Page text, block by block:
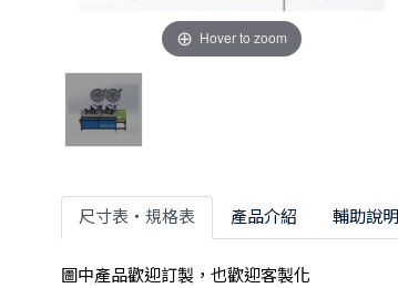
Hover to zoom
尺寸表‧規格表 產品介紹 輔助說明
圖中產品歡迎訂製，也歡迎客製化